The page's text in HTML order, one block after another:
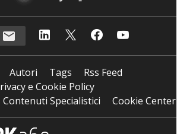
Autori Tags
Rss Feed
e Cookie Policy
Specialistici
Cookie Center